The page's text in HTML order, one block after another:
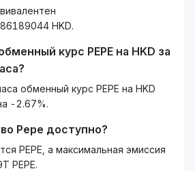
HKD.
курс PEPE на HKD за
обменный курс PEPE на HKD
-2.67%.
Pepe доступно?
PEPE, а максимальная эмиссия
PEPE.